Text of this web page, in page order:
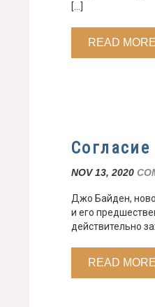
[…]
READ MORE
NOV 13, 2020
Джо Байден,
и его
действительно
READ MORE